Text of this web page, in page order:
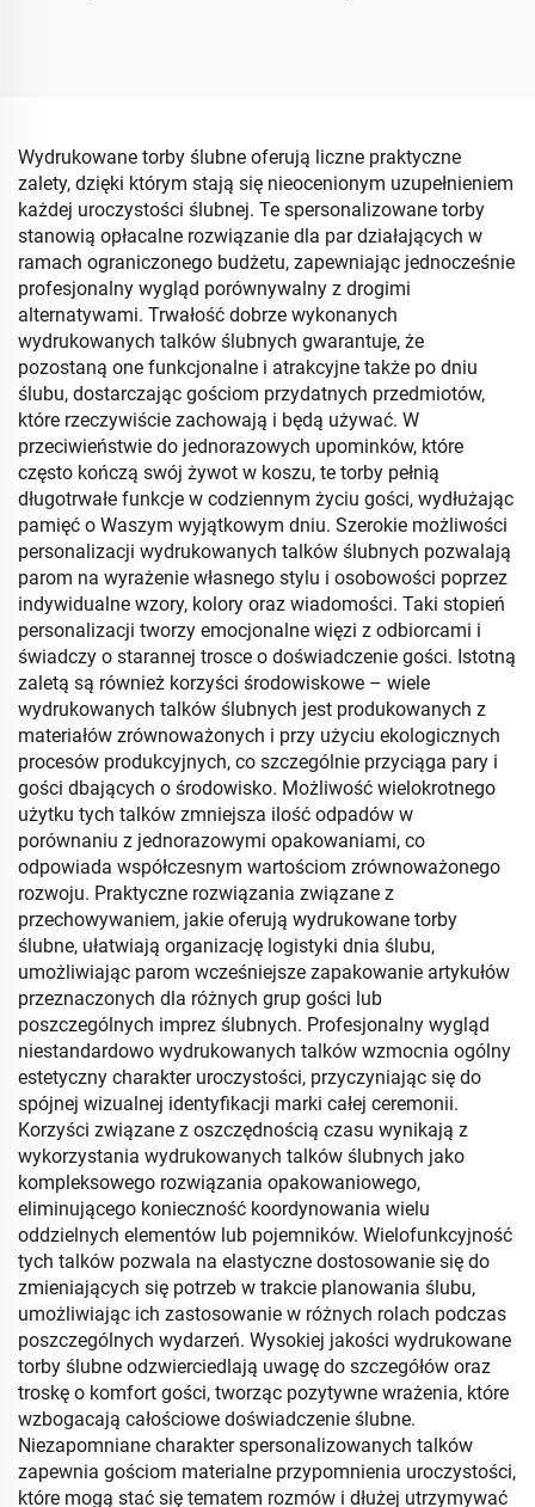
Wydrukowane torby ślubne oferują liczne praktyczne
zalety, dzięki którym stają się nieocenionym uzupełnieniem
każdej uroczystości ślubnej. Te spersonalizowane torby
stanowią opłacalne rozwiązanie dla par działających w
ramach ograniczonego budżetu, zapewniając jednocześnie
profesjonalny wygląd porównywalny z drogimi
alternatywami. Trwałość dobrze wykonanych
wydrukowanych talków ślubnych gwarantuje, że
pozostaną one funkcjonalne i atrakcyjne także po dniu
ślubu, dostarczając gościom przydatnych przedmiotów,
które rzeczywiście zachowają i będą używać. W
przeciwieństwie do jednorazowych upominków, które
często kończą swój żywot w koszu, te torby pełnią
długotrwałe funkcje w codziennym życiu gości, wydłużając
pamięć o Waszym wyjątkowym dniu. Szerokie możliwości
personalizacji wydrukowanych talków ślubnych pozwalają
parom na wyrażenie własnego stylu i osobowości poprzez
indywidualne wzory, kolory oraz wiadomości. Taki stopień
personalizacji tworzy emocjonalne więzi z odbiorcami i
świadczy o starannej trosce o doświadczenie gości. Istotną
zaletą są również korzyści środowiskowe – wiele
wydrukowanych talków ślubnych jest produkowanych z
materiałów zrównoważonych i przy użyciu ekologicznych
procesów produkcyjnych, co szczególnie przyciąga pary i
gości dbających o środowisko. Możliwość wielokrotnego
użytku tych talków zmniejsza ilość odpadów w
porównaniu z jednorazowymi opakowaniami, co
odpowiada współczesnym wartościom zrównoważonego
rozwoju. Praktyczne rozwiązania związane z
przechowywaniem, jakie oferują wydrukowane torby
ślubne, ułatwiają organizację logistyki dnia ślubu,
umożliwiając parom wcześniejsze zapakowanie artykułów
przeznaczonych dla różnych grup gości lub
poszczególnych imprez ślubnych. Profesjonalny wygląd
niestandardowo wydrukowanych talków wzmocnia ogólny
estetyczny charakter uroczystości, przyczyniając się do
spójnej wizualnej identyfikacji marki całej ceremonii.
Korzyści związane z oszczędnością czasu wynikają z
wykorzystania wydrukowanych talków ślubnych jako
kompleksowego rozwiązania opakowaniowego,
eliminującego konieczność koordynowania wielu
oddzielnych elementów lub pojemników. Wielofunkcyjność
tych talków pozwala na elastyczne dostosowanie się do
zmieniających się potrzeb w trakcie planowania ślubu,
umożliwiając ich zastosowanie w różnych rolach podczas
poszczególnych wydarzeń. Wysokiej jakości wydrukowane
torby ślubne odzwierciedlają uwagę do szczegółów oraz
troskę o komfort gości, tworząc pozytywne wrażenia, które
wzbogacają całościowe doświadczenie ślubne.
Niezapomniane charakter spersonalizowanych talków
zapewnia gościom materialne przypomnienia uroczystości,
które mogą stać się tematem rozmów i dłużej utrzymywać